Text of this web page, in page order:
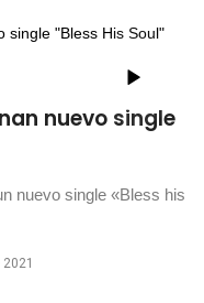
nuevo single
nuevo single «Bless his